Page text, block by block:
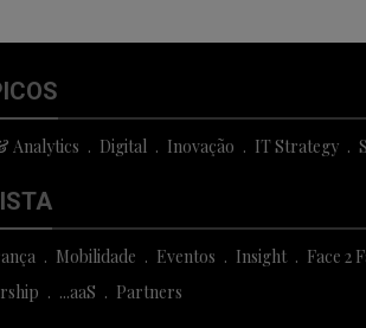
Analytics Digital Inovação IT Strategy
Mobilidade Eventos Insight Face 2
...aaS Partners